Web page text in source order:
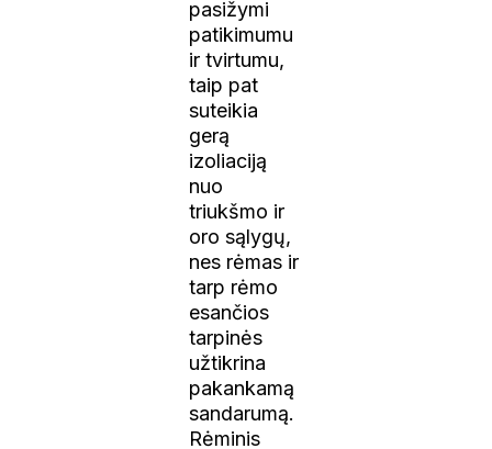
pasižymi
patikimumu
ir tvirtumu,
taip pat
suteikia
gerą
izoliaciją
nuo
triukšmo ir
oro sąlygų,
nes rėmas ir
tarp rėmo
esančios
tarpinės
užtikrina
pakankamą
sandarumą.
Rėminis